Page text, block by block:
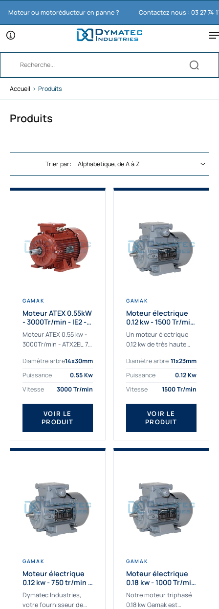
ou motoréducteur en panne ? Contactez nous : 03 27 74 11 65
Accueil › Produits
Produits
Trier par:
GAMAK
Moteur ATEX 0.55kW
- 3000Tr/min - IE2 -
Zone 2/22 -
Aluminium
Moteur ATEX 0.55 kw -
3000Tr/min - ATX2EL 71
pour les atmosphères
explosives Le moteur
Diamètre arbre14x30mm
Puissance
0.55 Kw
Vitesse
3000 Tr/min
VOIR LE
PRODUIT
GAMAK
Moteur électrique
0.12 kw - 1500 Tr/min
- 230/400V - IE2
Un moteur électrique
0.12 kw de très haute
applications les plus
sollicitées. Nous
fournissons des
moteurs électriques...
Diamètre arbre 11x23mm
Puissance
0.12 Kw
Vitesse
1500 Tr/min
VOIR LE
PRODUIT
GAMAK
Moteur électrique
0.12 kw - 750 tr/min -
230/400V - IE2
Dymatec Industries,
votre fournisseur de
GAMAK
Moteur électrique
0.18 kw - 1000 Tr/min
- 230/400V - IE2
Notre moteur triphasé
0.18 kw Gamak est